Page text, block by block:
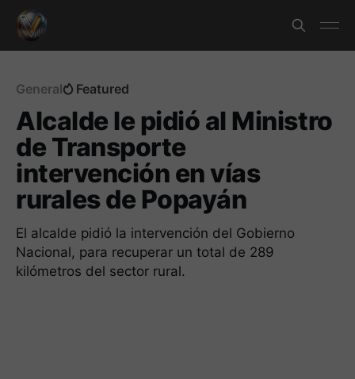
General Featured
Alcalde le pidió al Ministro
de Transporte
intervención en vías
rurales de Popayán
El alcalde pidió la intervención del Gobierno
Nacional, para recuperar un total de 289
kilómetros del sector rural.